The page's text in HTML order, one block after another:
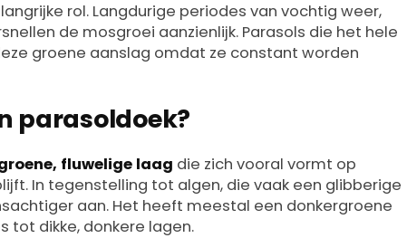
rol. Langdurige periodes van vochtig weer,
de mosgroei aanzienlijk. Parasols die het hele
groene aanslag omdat ze constant worden
parasoldoek?
fluwelige laag die zich vooral vormt op
In tegenstelling tot algen, die vaak een glibberige
aan. Het heeft meestal een donkergroene
tot dikke, donkere lagen.